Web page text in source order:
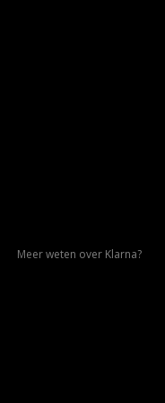
Meer weten over Klarna?